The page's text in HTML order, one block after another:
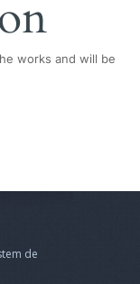
works and will be
de